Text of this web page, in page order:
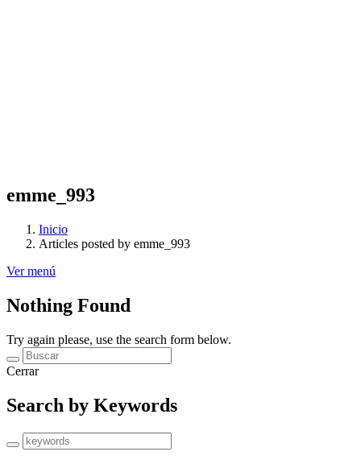
emme_993
Inicio
Articles posted by emme_993
Ver menú
Nothing Found
Try again please, use the search form below.
Cerrar
Search by Keywords